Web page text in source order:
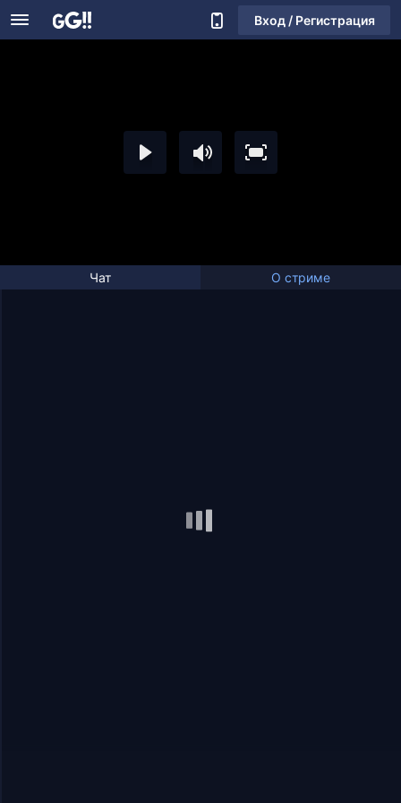
Вход / Регистрация
Чат О стриме